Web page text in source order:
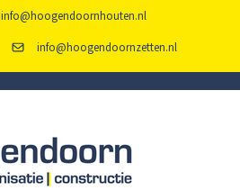
info@hoogendoornhouten.nl
info@hoogendoornzetten.nl